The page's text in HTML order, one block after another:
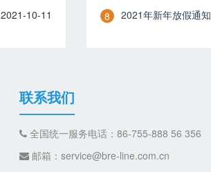
2021-10-11
8
2021年新年放假通知
联系我们
全国统一服务电话：86-755-888 56 356
邮箱：service@bre-line.com.cn